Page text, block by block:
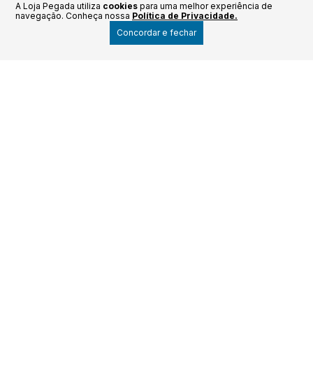
A Loja Pegada utiliza cookies para uma melhor experiência de
navegação. Conheça nossa Política de Privacidade.
Concordar e fechar
349.99
6x de R$ 58.33